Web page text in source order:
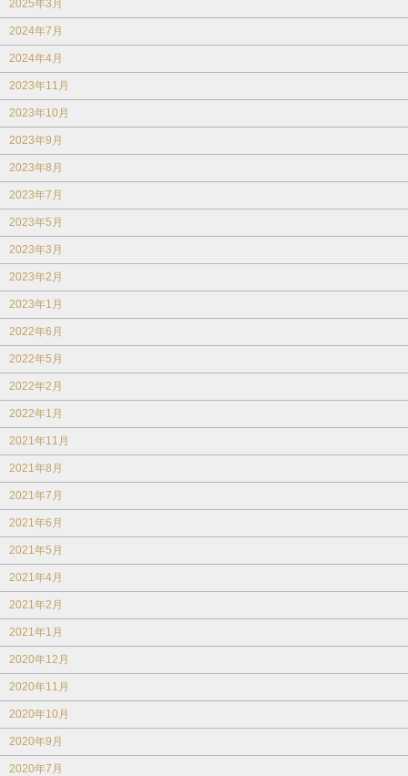
2025年3月
2024年7月
2024年4月
2023年11月
2023年10月
2023年9月
2023年8月
2023年7月
2023年5月
2023年3月
2023年2月
2023年1月
2022年6月
2022年5月
2022年2月
2022年1月
2021年11月
2021年8月
2021年7月
2021年6月
2021年5月
2021年4月
2021年2月
2021年1月
2020年12月
2020年11月
2020年10月
2020年9月
2020年7月